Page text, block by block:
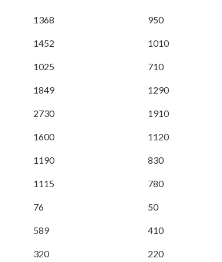
1368 950
1452 1010
1025 710
1849 1290
2730 1910
1600 1120
1190 830
1115 780
76 50
589 410
320 220